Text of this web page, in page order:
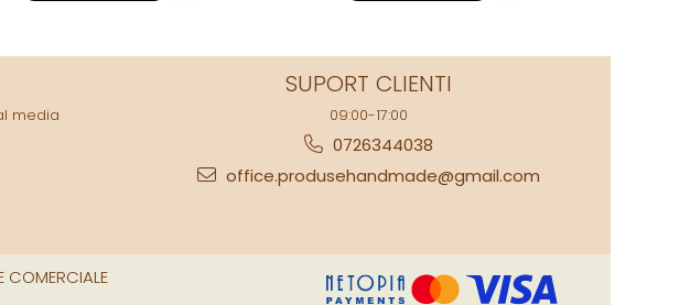
media
SUPORT CLIENTI
09:00-17:00
0726344038
office.produsehandmade@gmail.com
COMERCIALE